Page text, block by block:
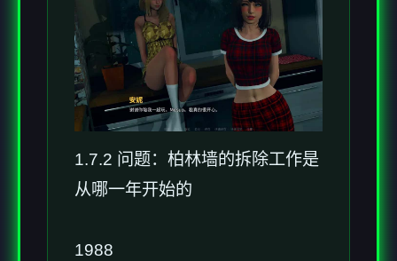
1.7.2 问题：柏林墙的拆除工作是
从哪一年开始的
1988